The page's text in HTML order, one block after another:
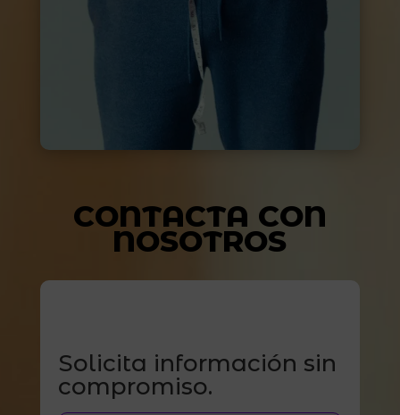
CONTACTA CON
NOSOTROS
Solicita información sin
compromiso.